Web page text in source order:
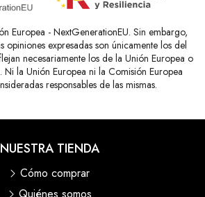
Europea - NextGenerationEU. Sin embargo,
opiniones expresadas son únicamente los del
necesariamente los de la Unión Europea o
Ni la Unión Europea ni la Comisión Europea
responsables de las mismas.
NUESTRA TIENDA
Cómo comprar